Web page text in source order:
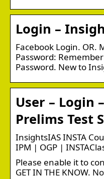
Login –
Facebook Login. OR.
Password:
Password. New to
User – Login
Prelims Test
InsightsIAS INSTA
IPM | OGP |
Please enable it to
GET IN THE KNOW.